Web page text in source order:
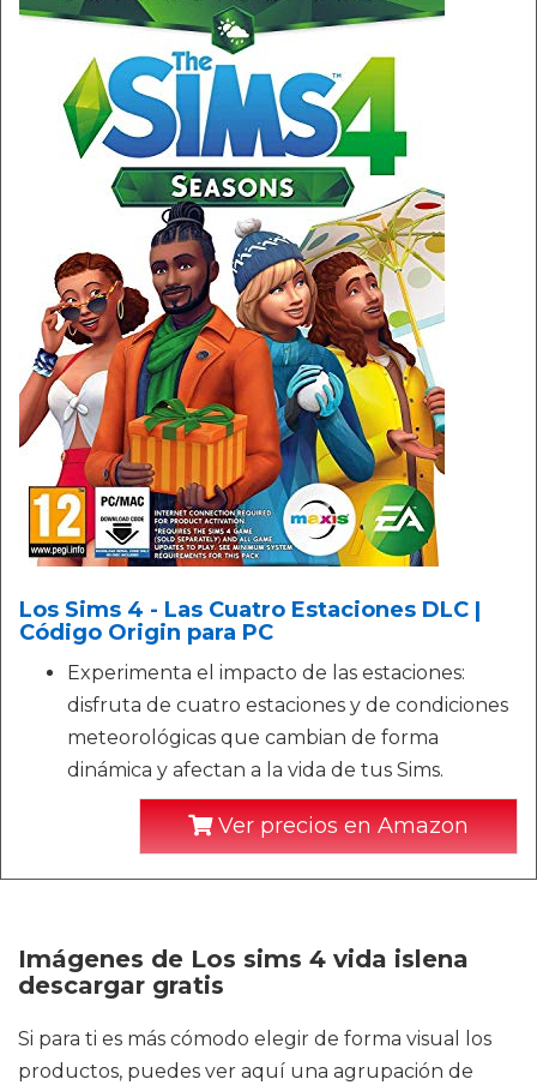
Los Sims 4 - Las Cuatro Estaciones DLC |
Código Origin para PC
Experimenta el impacto de las estaciones:
disfruta de cuatro estaciones y de condiciones
meteorológicas que cambian de forma
dinámica y afectan a la vida de tus Sims.
Ver precios en Amazon
Imágenes de Los sims 4 vida islena
descargar gratis
Si para ti es más cómodo elegir de forma visual los
productos, puedes ver aquí una agrupación de